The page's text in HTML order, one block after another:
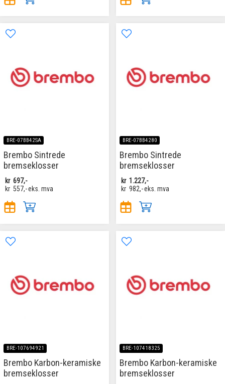
BRE-07BB42SA
Brembo Sintrede
bremseklosser
kr 697,-
kr 557,-eks. mva
BRE-07BB4280
Brembo Sintrede
bremseklosser
kr 1.227,-
kr 982,-eks. mva
BRE-107694921
Brembo Karbon-keramiske
bremseklosser
BRE-107418325
Brembo Karbon-keramiske
bremseklosser